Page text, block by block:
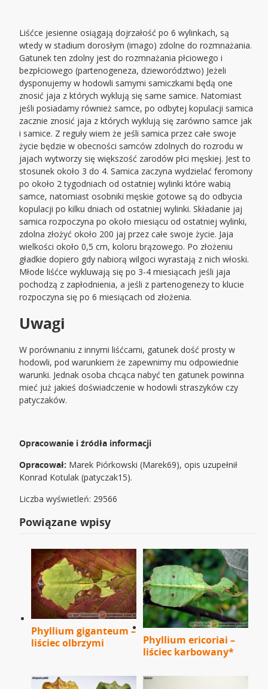
Liśćce jesienne osiągają dojrzałość po 6 wylinkach, są
wtedy w stadium dorosłym (imago) zdolne do rozmnażania.
Gatunek ten zdolny jest do rozmnażania płciowego i
bezpłciowego (partenogeneza, dzieworództwo) Jeżeli
dysponujemy w hodowli samymi samiczkami będą one
znosić jaja z których wyklują się same samice. Natomiast
jeśli posiadamy również samce, po odbytej kopulacji samica
zacznie znosić jaja z których wyklują się zarówno samce jak
i samice. Z reguły wiem że jeśli samica przez całe swoje
życie będzie w obecności samców zdolnych do rozrodu w
jajach wytworzy się większość zarodów płci męskiej. Jest to
stosunek około 3 do 4. Samica zaczyna wydzielać feromony
po około 2 tygodniach od ostatniej wylinki które wabią
samce, natomiast osobniki męskie gotowe są do odbycia
kopulacji po kilku dniach od ostatniej wylinki. Składanie jaj
samica rozpoczyna po około miesiącu od ostatniej wylinki,
zdolna złożyć około 200 jaj przez całe swoje życie. Jaja
wielkości około 0,5 cm, koloru brązowego. Po złożeniu
gładkie dopiero gdy nabiorą wilgoci wyrastają z nich włoski.
Młode liśćce wykluwają się po 3-4 miesiącach jeśli jaja
pochodzą z zapłodnienia, a jeśli z partenogenezy to klucie
rozpoczyna się po 6 miesiącach od złożenia.
Uwagi
W porównaniu z innymi liśćcami, gatunek dość prosty w
hodowli, pod warunkiem że zapewnimy mu odpowiednie
warunki. Jednak osoba chcąca nabyć ten gatunek powinna
mieć już jakieś doświadczenie w hodowli straszyków czy
patyczaków.
Opracowanie i źródła informacji
Opracował: Marek Piórkowski (Marek69), opis uzupełnił
Konrad Kotulak (patyczak15).
Liczba wyświetleń: 29566
Powiązane wpisy
Phyllium giganteum –
liściec olbrzymi
Phyllium ericoriai –
liściec karbowany*